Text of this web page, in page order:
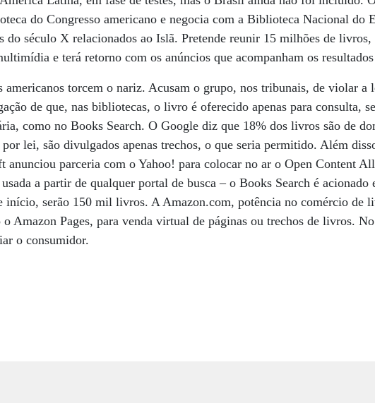
do Congresso americano e negocia com a Biblioteca Nacional do
do século X relacionados ao Islã. Pretende reunir 15 milhões de livros,
e terá retorno com os anúncios que acompanham os resultados
americanos torcem o nariz. Acusam o grupo, nos tribunais, de violar a
de que, nas bibliotecas, o livro é oferecido apenas para consulta,
como no Books Search. O Google diz que 18% dos livros são de
lei, são divulgados apenas trechos, o que seria permitido. Além
anunciou parceria com o Yahoo! para colocar no ar o Open Content
a partir de qualquer portal de busca – o Books Search é acionado
início, serão 150 mil livros. A Amazon.com, potência no comércio de
o Amazon Pages, para venda virtual de páginas ou trechos de livros.
o consumidor.